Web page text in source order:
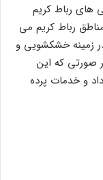
رباط کریم
رباط کریم می
زمینه خشکشویی و
صورتی که این
و خدمات پرده